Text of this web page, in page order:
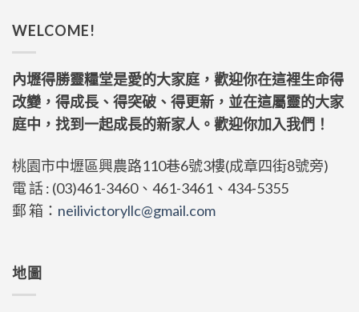
WELCOME!
內壢得勝靈糧堂是愛的大家庭，歡迎你在這裡生命得
改變，得成長、得突破、得更新，並在這屬靈的大家
庭中，找到一起成長的新家人。歡迎你加入我們！
桃園市中壢區興農路110巷6號3樓(成章四街8號旁)
電 話 : (03)461-3460、461-3461、434-5355
郵 箱： neilivictoryllc@gmail.com
地圖